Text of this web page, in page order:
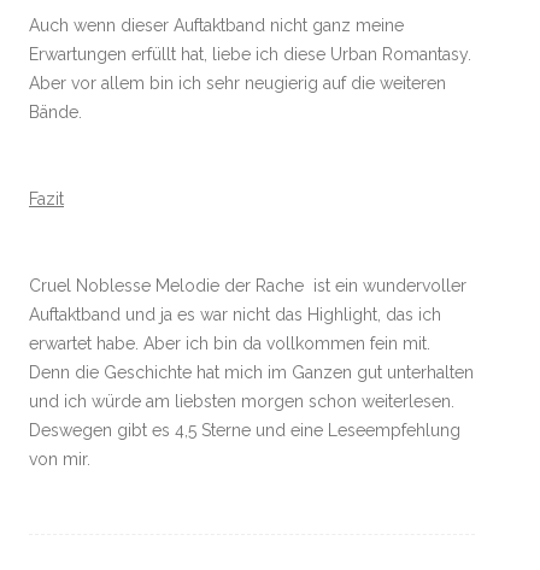
Auch wenn dieser Auftaktband nicht ganz meine
Erwartungen erfüllt hat, liebe ich diese Urban Romantasy.
Aber vor allem bin ich sehr neugierig auf die weiteren
Bände.
Fazit
Cruel Noblesse Melodie der Rache ist ein wundervoller
Auftaktband und ja es war nicht das Highlight, das ich
erwartet habe. Aber ich bin da vollkommen fein mit.
Denn die Geschichte hat mich im Ganzen gut unterhalten
und ich würde am liebsten morgen schon weiterlesen.
Deswegen gibt es 4,5 Sterne und eine Leseempfehlung
von mir.